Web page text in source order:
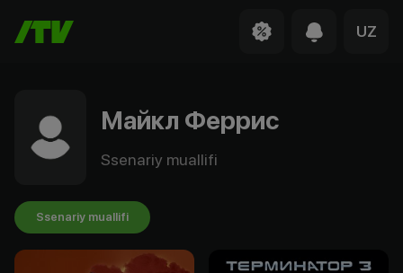
UZ
Майкл Феррис
Ssenariy muallifi
Ssenariy muallifi